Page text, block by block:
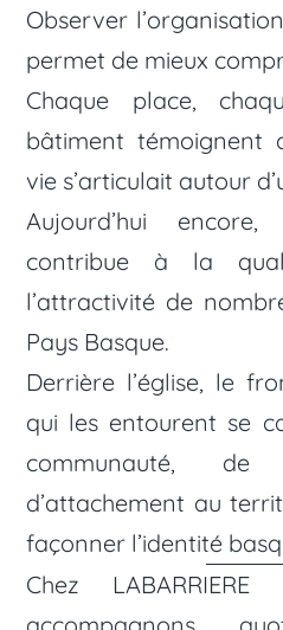
Observer
permet de mieux
Chaque place,
bâtiment témoignent
vie s’articulait autour
Aujourd’hui
contribue à la
l’attractivité de
Pays Basque.
Derrière l’église, le
qui les entourent se
communauté,
d’attachement au
façonner l’identité
Chez LABARRIERE